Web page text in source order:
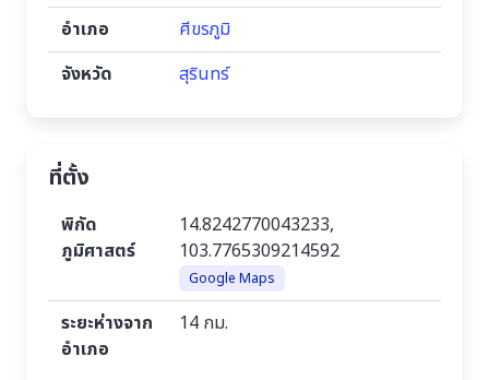
อำเภอ
ศีขรภูมิ
จังหวัด
สุรินทร์
ที่ตั้ง
พิกัด
ภูมิศาสตร์
14.8242770043233,
103.7765309214592
Google Maps
ระยะห่างจาก
อำเภอ
14 กม.